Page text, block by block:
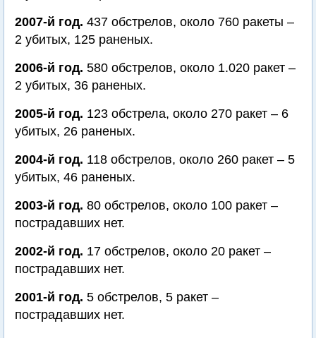
2007-й год. 437 обстрелов, около 760 ракеты –
2 убитых, 125 раненых.
2006-й год. 580 обстрелов, около 1.020 ракет –
2 убитых, 36 раненых.
2005-й год. 123 обстрела, около 270 ракет – 6
убитых, 26 раненых.
2004-й год. 118 обстрелов, около 260 ракет – 5
убитых, 46 раненых.
2003-й год. 80 обстрелов, около 100 ракет –
пострадавших нет.
2002-й год. 17 обстрелов, около 20 ракет –
пострадавших нет.
2001-й год. 5 обстрелов, 5 ракет –
пострадавших нет.